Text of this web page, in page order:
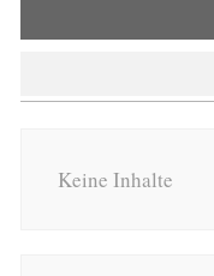
Keine Inhalte